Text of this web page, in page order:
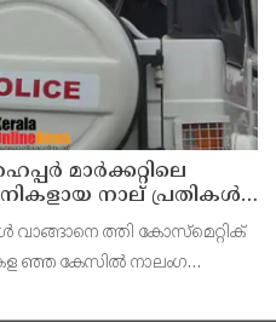
മാർക്കറ്റിലെ
നാല് പ്രതികൾ
വാങ്ങാനെ ത്തി കോസ്മെറ്റിക്
ഞ്ഞ കേസിൽ നാലംഗ